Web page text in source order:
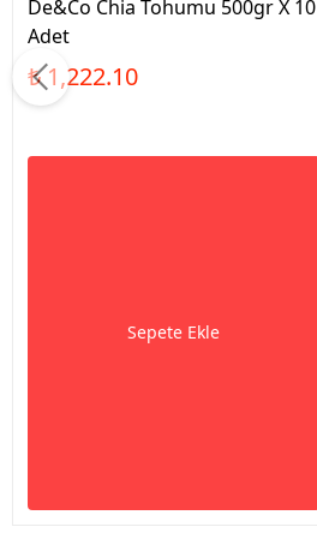
De&Co Chia Tohumu 500gr X 10
Adet
₺ 1,222.10
Sepete Ekle